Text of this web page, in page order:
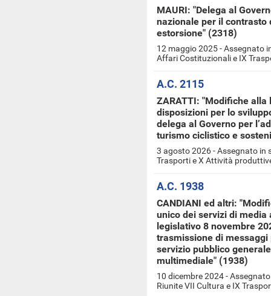
MAURI: "Delega al
nazionale per il
estorsione" (2318)
12 maggio 2025 - Assegnato
Affari Costituzionali e IX
A.C. 2115
ZARATTI: "Modifiche alla
disposizioni per lo
delega al Governo per
turismo ciclistico e
3 agosto 2026 - Assegnato in
Trasporti e X Attività
A.C. 1938
CANDIANI ed altri:
unico dei servizi di media
legislativo 8 novembre
trasmissione di
servizio pubblico
multimediale" (1938)
10 dicembre 2024 -
Riunite VII Cultura e IX